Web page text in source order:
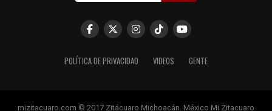
especializada a mujeres
víctimas de violencia
En "Michoacán"POLÍTICA DE PRIVACIDAD VIDEOS GENTE
mizitacuaro.com © 2017 Zitácuaro Michoacán. México Mi Zitacuaro